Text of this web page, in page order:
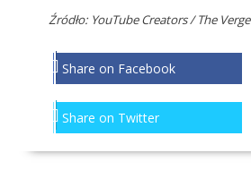
Źródło: YouTube Creators / The Verge
Share on Facebook
Share on Twitter